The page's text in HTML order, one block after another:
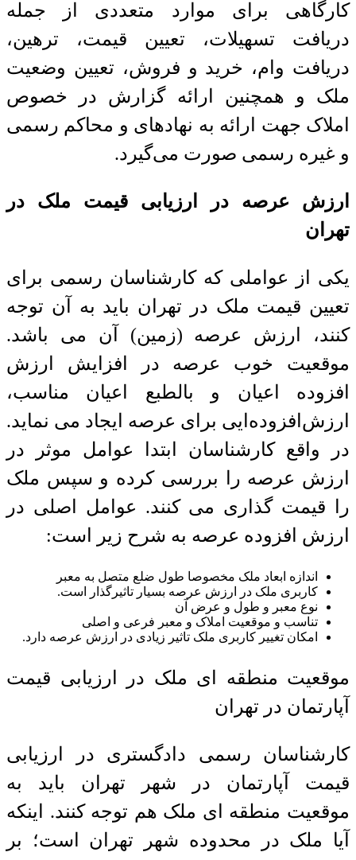
کارگاهی برای موارد متعددی از جمله
دریافت تسهیلات، تعیین قیمت، ترهین،
دریافت وام، خرید و فروش، تعیین وضعیت
ملک و همچنین ارائه گزارش در خصوص
املاک جهت ارائه به نهاد‌های و محاکم رسمی
و غیره رسمی صورت می‌گیرد.
ارزش عرصه در ارزیابی قیمت ملک در
تهران
یکی از عواملی که کارشناسان رسمی برای
تعیین قیمت ملک در تهران باید به آن توجه
کنند، ارزش عرصه (زمین) آن می باشد.
موقعیت خوب عرصه در افزایش ارزش
افزوده اعیان و بالطبع اعیان مناسب،
ارزش‌افزوده‌ایی برای عرصه ایجاد می‌ نماید.
در واقع کارشناسان ابتدا عوامل موثر در
ارزش عرصه را بررسی کرده و سپس ملک
را قیمت گذاری می کنند. عوامل اصلی در
ارزش افزوده عرصه به شرح زیر است:
اندازه ابعاد ملک مخصوصا طول ضلع متصل به معبر
کاربری ملک در ارزش عرصه بسیار تاثیرگذار است.
نوع معبر و طول و عرض آن
تناسب و موقعیت املاک و معبر فرعی و اصلی
امکان تغییر کاربری ملک تاثیر زیادی در ارزش عرصه دارد.
موقعیت منطقه ای ملک در ارزیابی قیمت
آپارتمان در تهران
کارشناسان رسمی دادگستری در ارزیابی
قیمت آپارتمان در شهر تهران باید به
موقعیت منطقه ای ملک هم توجه کنند. اینکه
آیا ملک در محدوده شهر تهران است؛ بر